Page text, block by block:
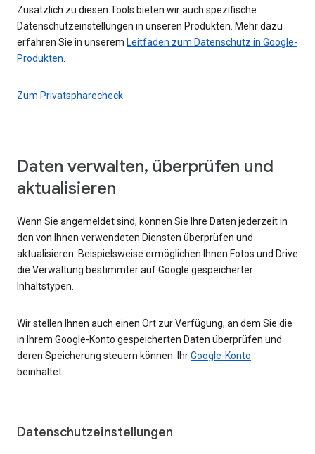
Zusätzlich zu diesen Tools bieten wir auch spezifische
Datenschutzeinstellungen in unseren Produkten. Mehr dazu
erfahren Sie in unserem Leitfaden zum Datenschutz in Google-
Produkten
Zum Privatsphärecheck
Daten verwalten, überprüfen und
aktualisieren
Wenn Sie angemeldet sind, können Sie Ihre Daten jederzeit in
den von Ihnen verwendeten Diensten überprüfen und
aktualisieren. Beispielsweise ermöglichen Ihnen Fotos und Drive
die Verwaltung bestimmter auf Google gespeicherter
Inhaltstypen.
Wir stellen Ihnen auch einen Ort zur Verfügung, an dem Sie die
in Ihrem Google-Konto gespeicherten Daten überprüfen und
deren Speicherung steuern können. IhrGoogle-Konto
beinhaltet:
Datenschutzeinstellungen